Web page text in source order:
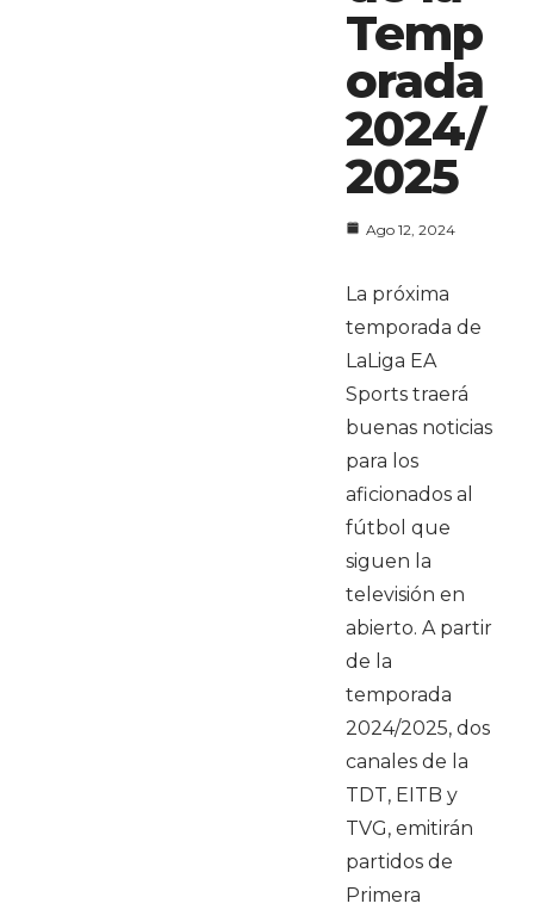
Temp
orada
2024/
2025
Ago 12, 2024
La próxima
temporada de
LaLiga EA
Sports traerá
buenas noticias
para los
aficionados al
fútbol que
siguen la
televisión en
abierto. A partir
de la
temporada
2024/2025, dos
canales de la
TDT, EITB y
TVG, emitirán
partidos de
Primera